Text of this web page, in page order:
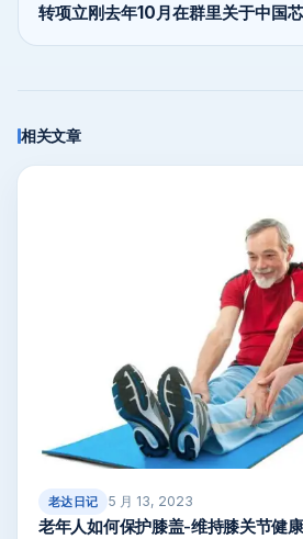
转项立刚去年10月在群里关于中国
相关文章
老达日记 5 月 13, 2023
老年人如何保护膝盖-维持膝关节健康